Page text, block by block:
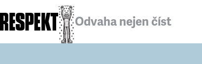
Odvaha nejen číst